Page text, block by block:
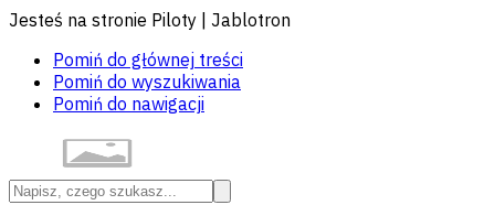
Jesteś na stronie Piloty | Jablotron
Pomiń do głównej treści
Pomiń do wyszukiwania
Pomiń do nawigacji